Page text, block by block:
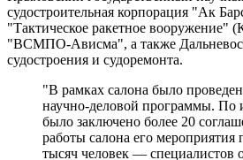
судостроительная корпорация "Ак
"Тактическое ракетное вооружение"
"ВСМПО-Ависма", а также
судостроения и судоремонта.
"В рамках салона было
научно-деловой программы. По
было заключено более 20
работы салона его мероприятия
тысяч человек — специалистов